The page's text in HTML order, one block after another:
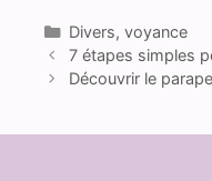
Catégories
Divers, voyance
7 étapes simples
Découvrir le